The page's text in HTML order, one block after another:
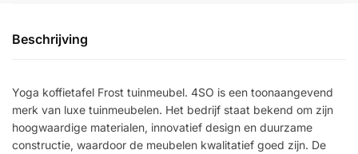
Beschrijving
Yoga koffietafel Frost tuinmeubel. 4SO is een toonaangevend
merk van luxe tuinmeubelen. Het bedrijf staat bekend om zijn
hoogwaardige materialen, innovatief design en duurzame
constructie, waardoor de meubelen kwalitatief goed zijn. De